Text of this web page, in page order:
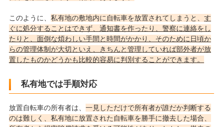
このように、 私有地の敷地内に自転車を放置されてしまうと、 す
ぐに処分することはできず、通知書を作ったり、警察に連絡をし
たりと、面倒な煩わしい手間と時間がかかり、そのために日頃か
らの管理体制が大切といえ、きちんと管理していれば部外者が放
置したものかどうかも比較的容易に判別することができます。
私有地では手順対応
放置自転車の所有者は、 一見しただけで所有者が誰だか判断する
のは難しく、私有地に放置された自転車を勝手に撤去した場合、